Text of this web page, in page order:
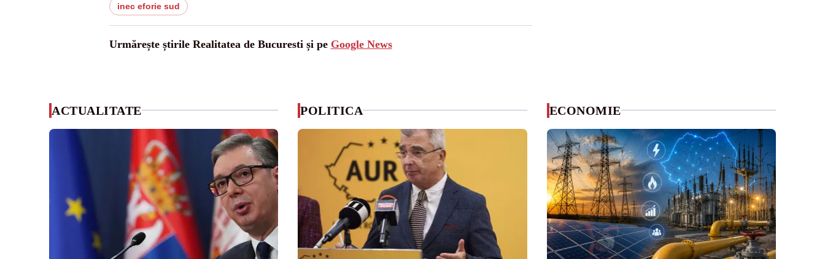
inec eforie sud
Urmărește știrile Realitatea de Bucuresti și pe Google News
ACTUALITATE POLITICA ECONOMIE